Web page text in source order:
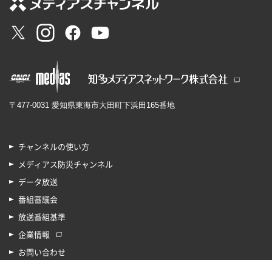
〒477-0031 愛知県東海市大田町下浜田165番地
チャンネルの使い方
メディアス防災チャンネル
データ放送
番組審議会
放送番組基準
企業情報
お問い合わせ